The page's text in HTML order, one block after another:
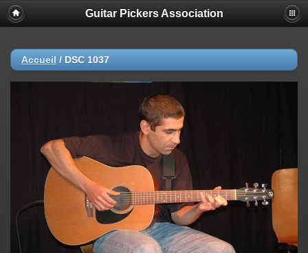
Guitar Pickers Association
Accueil / DSC 1037